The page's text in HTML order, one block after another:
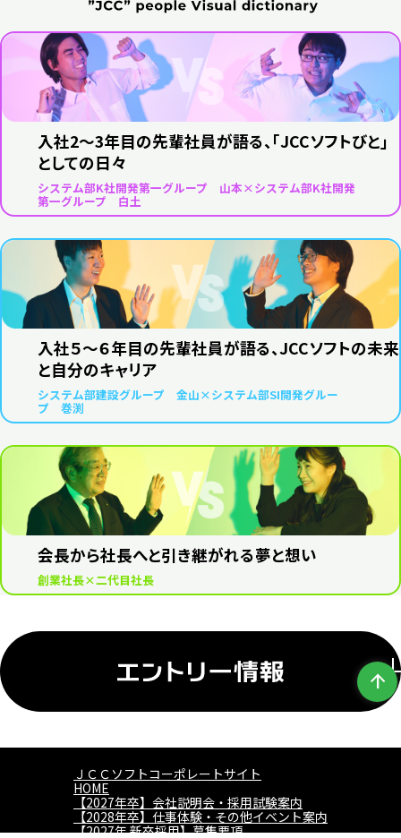
入社2～3年目の先輩社員が語る、「JCCソフトびと」
としての日々
システム部K社開発第一グループ 山本×システム部K社開発
第一グループ 白土
入社５～６年目の先輩社員が語る、JCCソフトの未来
と自分のキャリア
システム部建設グループ 金山×システム部SI開発グルー
プ 巻渕
会長から社長へと引き継がれる夢と想い
創業社長×二代目社長
ＪＣＣソフトコーポレートサイト
HOME
【2027年卒】会社説明会・採用試験案内
【2028年卒】仕事体験・その他イベント案内
【2027年 新卒採用】募集要項
arrow_upward